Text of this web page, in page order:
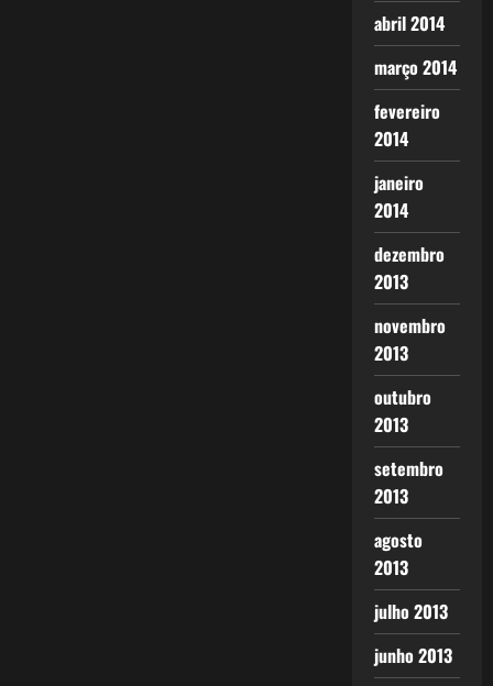
abril 2014
março 2014
fevereiro
2014
janeiro
2014
dezembro
2013
novembro
2013
outubro
2013
setembro
2013
agosto
2013
julho 2013
junho 2013